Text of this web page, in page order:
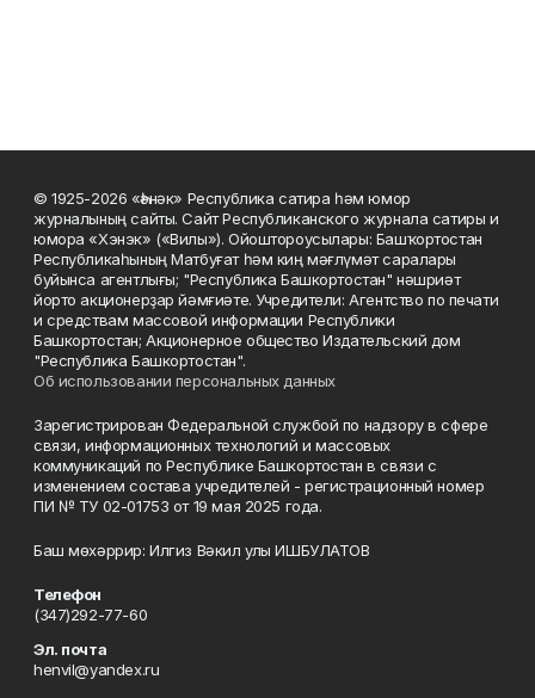
© 1925-2026 «Һәнәк» Республика сатира һәм юмор
журналының сайты. Сайт Республиканского журнала сатиры и
юмора «Хэнэк» («Вилы»). Ойоштороусылары: Башҡортостан
Республикаһының Матбуғат һәм киң мәғлүмәт саралары
буйынса агентлығы; "Республика Башкортостан" нәшриәт
йорто акционерҙар йәмғиәте. Учредители: Агентство по печати
и средствам массовой информации Республики
Башкортостан; Акционерное общество Издательский дом
"Республика Башкортостан".
Об использовании персональных данных
Зарегистрирован Федеральной службой по надзору в сфере
связи, информационных технологий и массовых
коммуникаций по Республике Башкортостан в связи с
изменением состава учредителей - регистрационный номер
ПИ № ТУ 02-01753 от 19 мая 2025 года.
Баш мөхәррир: Илгиз Вәкил улы ИШБУЛАТОВ
Телефон
(347)292-77-60
Эл. почта
henvil@yandex.ru